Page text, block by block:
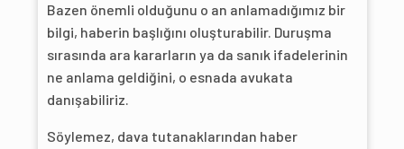
Bazen önemli olduğunu o an anlamadığımız bir
bilgi, haberin başlığını oluşturabilir. Duruşma
sırasında ara kararların ya da sanık ifadelerinin
ne anlama geldiğini, o esnada avukata
danışabiliriz.
Söylemez, dava tutanaklarından haber